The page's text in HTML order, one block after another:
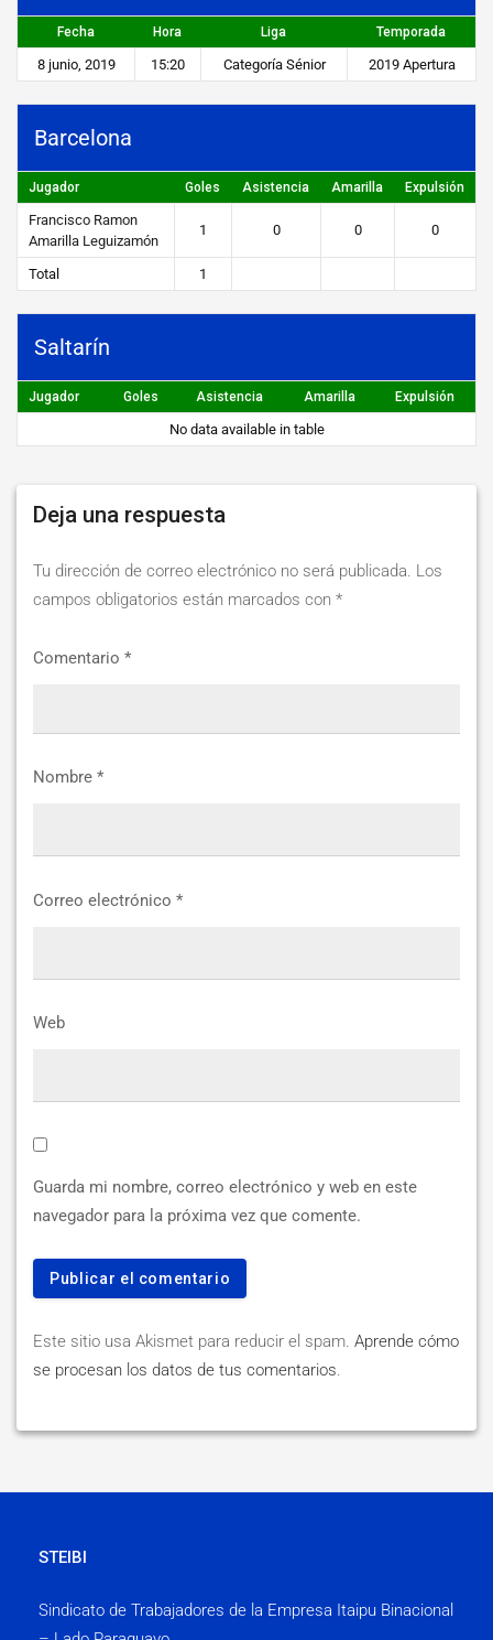
r
í
n
STEIBI
https://steibi.org.py/wp-
content/uploads/2019/04/STEIBI-
WEB-
2.png
Fecha Hora Liga Temporada
8 junio, 2019 15:20 Categoría Sénior 2019 Apertura
Barcelona
Jugador Goles Asistencia Amarilla Expulsión
Francisco Ramon
Amarilla Leguizamón
1 0 0 0
Total 1
Saltarín
Jugador Goles Asistencia Amarilla Expulsión
No data available in table
Deja una respuesta
Tu dirección de correo electrónico no será publicada. Los
campos obligatorios están marcados con *
Comentario *
Nombre *
Correo electrónico *
Web
Guarda mi nombre, correo electrónico y web en este
navegador para la próxima vez que comente.
Este sitio usa Akismet para reducir el spam. Aprende cómo
se procesan los datos de tus comentarios.
STEIBI
Sindicato de Trabajadores de la Empresa Itaipu Binacional